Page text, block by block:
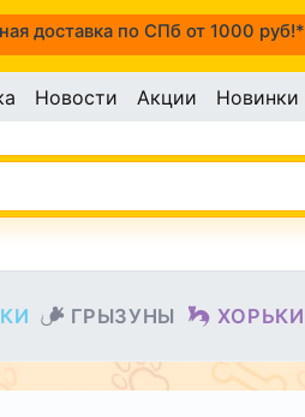
доставка по СПб от 1000 руб!*
Новости Акции Новинки
ГРЫЗУНЫ ХОРЬКИ